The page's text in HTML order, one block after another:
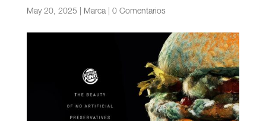
May 20, 2025 Marca| 0 Comentarios